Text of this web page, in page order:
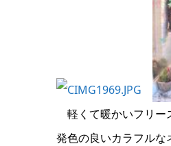
軽くて暖かいフリー
発色の良いカラフルな